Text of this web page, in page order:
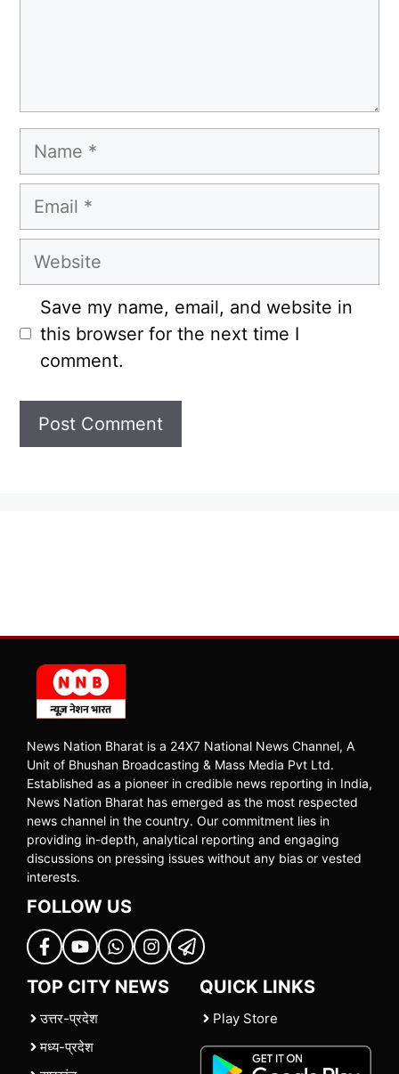
Name
Email
Website
Save my name, email, and website in
this browser for the next time I
comment.
News Nation Bharat is a 24X7 National News Channel, A
Unit of Bhushan Broadcasting & Mass Media Pvt Ltd.
Established as a pioneer in credible news reporting in India,
News Nation Bharat has emerged as the most respected
news channel in the country. Our commitment lies in
providing in-depth, analytical reporting and engaging
discussions on pressing issues without any bias or vested
interests.
FOLLOW US
TOP CITY NEWS
उत्तर-प्रदेश
मध्य-प्रदेश
QUICK LINKS
Play Store